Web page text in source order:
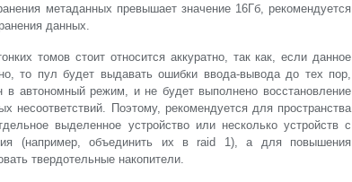
метаданных превышает значение 16Гб, рекомендуется
данных.
томов стоит относится аккуратно, так как, если данное
то пул будет выдавать ошибки ввода-вывода до тех пор,
в автономный режим, и не будет выполнено восстановление
несоответствий. Поэтому, рекомендуется для пространства
выделенное устройство или несколько устройств с
(например, объединить их в raid 1), а для повышения
твердотельные накопители.